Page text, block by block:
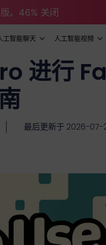
。46% 关闭
工智能聊天 人工智能视频
进行
最后更新于 2026-07-